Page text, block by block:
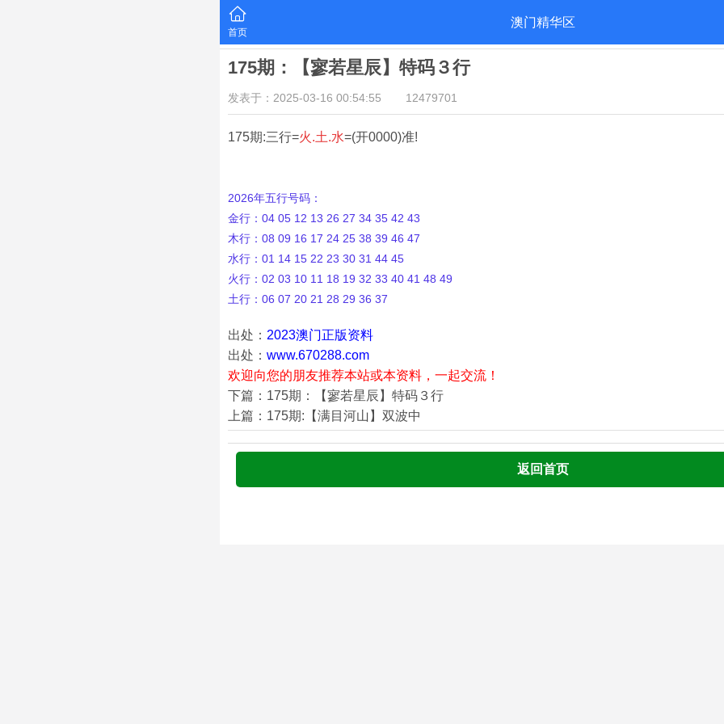
首页
澳门精华区
175期：【寥若星辰】特码３行
发表于：2025-03-16 00:54:55 12479701
175期:三行=火.土.水=(开0000)准!
2026年五行号码：
金行：04 05 12 13 26 27 34 35 42 43
木行：08 09 16 17 24 25 38 39 46 47
水行：01 14 15 22 23 30 31 44 45
火行：02 03 10 11 18 19 32 33 40 41 48 49
土行：06 07 20 21 28 29 36 37
出处： 2023澳门正版资料
出处： www.670288.com
欢迎向您的朋友推荐本站或本资料，一起交流！
下篇：175期：【寥若星辰】特码３行
上篇：175期:【满目河山】双波中
返回首页